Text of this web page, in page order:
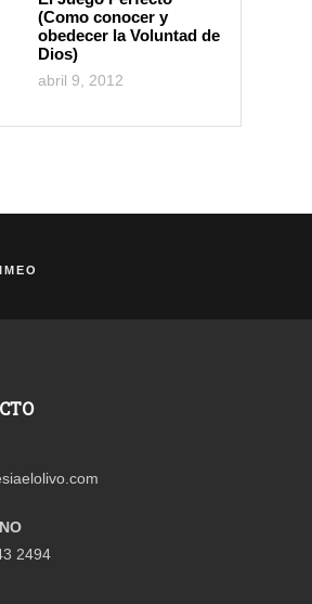
(Como conocer y
obedecer la Voluntad de
Dios)
abril 9, 2012
2494